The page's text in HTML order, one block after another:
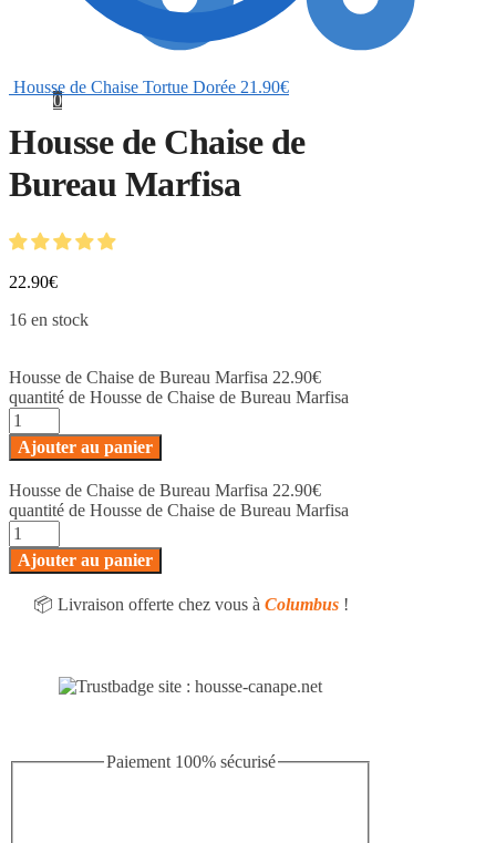
0
Housse de Chaise Tortue Dorée 21.90€
Housse de Chaise de
Bureau Marfisa
22.90€
16 en stock
Housse de Chaise de Bureau Marfisa 22.90€
quantité de Housse de Chaise de Bureau Marfisa
Ajouter au panier
Housse de Chaise de Bureau Marfisa 22.90€
quantité de Housse de Chaise de Bureau Marfisa
Ajouter au panier
📦 Livraison offerte chez vous à Columbus !
Paiement 100% sécurisé